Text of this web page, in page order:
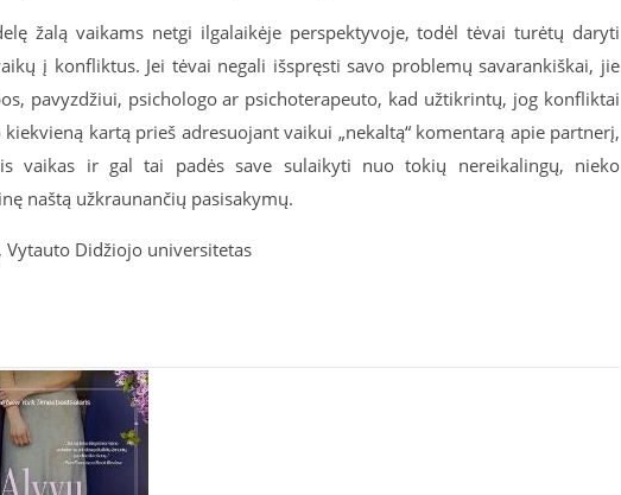
žalą vaikams netgi ilgalaikėje perspektyvoje, todėl tėvai turėtų daryti
į konfliktus. Jei tėvai negali išspręsti savo problemų savarankiškai, jie
pavyzdžiui, psichologo ar psichoterapeuto, kad užtikrintų, jog konfliktai
kartą prieš adresuojant vaikui „nekaltą“ komentarą apie partnerį,
vaikas ir gal tai padės save sulaikyti nuo tokių nereikalingų, nieko
naštą užkraunančių pasisakymų.
Vytauto Didžiojo universitetas